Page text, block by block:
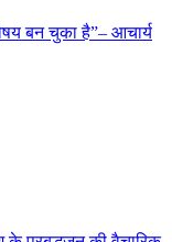
बन चुका है”– आचार्य